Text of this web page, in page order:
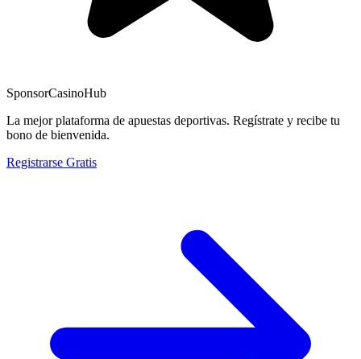
SponsorCasinoHub
La mejor plataforma de apuestas deportivas. Regístrate y recibe tu
bono de bienvenida.
Registrarse Gratis